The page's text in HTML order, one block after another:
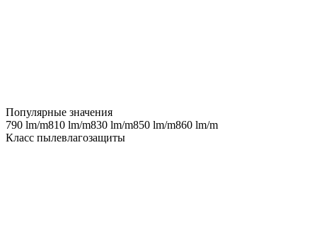
Популярные значения
790 lm/m810 lm/m830 lm/m850 lm/m860 lm/m
Класс пылевлагозащиты